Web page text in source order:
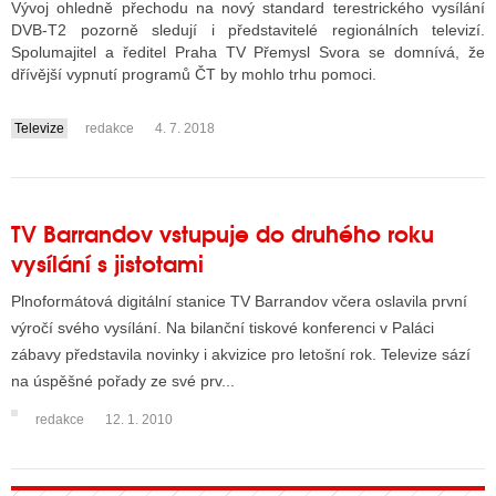
TELEVIZE
TELEVIZÍ
INTERNET
STRÁNKY RÁDIÍ
STRÁNKY TV
Vývoj ohledně přechodu na nový standard terestrického vysílání
DVB-T2 pozorně sledují i představitelé regionálních televizí.
Spolumajitel a ředitel Praha TV Přemysl Svora se domnívá, že
dřívější vypnutí programů ČT by mohlo trhu pomoci.
....
Televize redakce 4. 7. 2018
TV Barrandov vstupuje do druhého roku
vysílání s jistotami
Plnoformátová digitální stanice TV Barrandov včera oslavila první
výročí svého vysílání. Na bilanční tiskové konferenci v Paláci
zábavy představila novinky i akvizice pro letošní rok. Televize sází
na úspěšné pořady ze své prv...
redakce 12. 1. 2010